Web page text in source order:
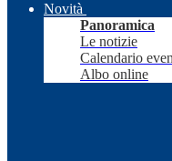
Novità
Panoramica
Le notizie
Calendario
Albo online